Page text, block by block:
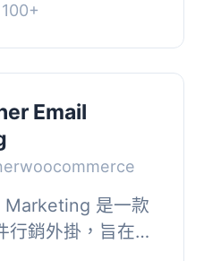
供後續跟進工具。
功能、...
Email
是一款
行銷外掛，旨在幫